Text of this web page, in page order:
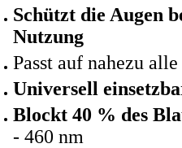
Schützt die Augen
Nutzung
Passt auf nahezu
Universell
Blockt 40 % des
- 460 nm